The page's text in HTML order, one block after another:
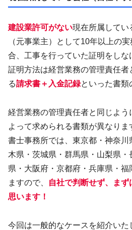
建設業許可がない現在所属してい
（元事業主）として10年以上の
合、工事を行っていた証明をし
証明方法は経営業務の管理責任
る請求書＋入金記録といった書類
経営業務の管理責任者と同じよう
よって求められる書類が異なり
書士事務所では、東京都・神奈
木県・茨城県・群馬県・山梨県
県・大阪府・京都府・兵庫県・
ますので、
自社で判断せず、ま
思います！
今回は一般的なケースを紹介いた